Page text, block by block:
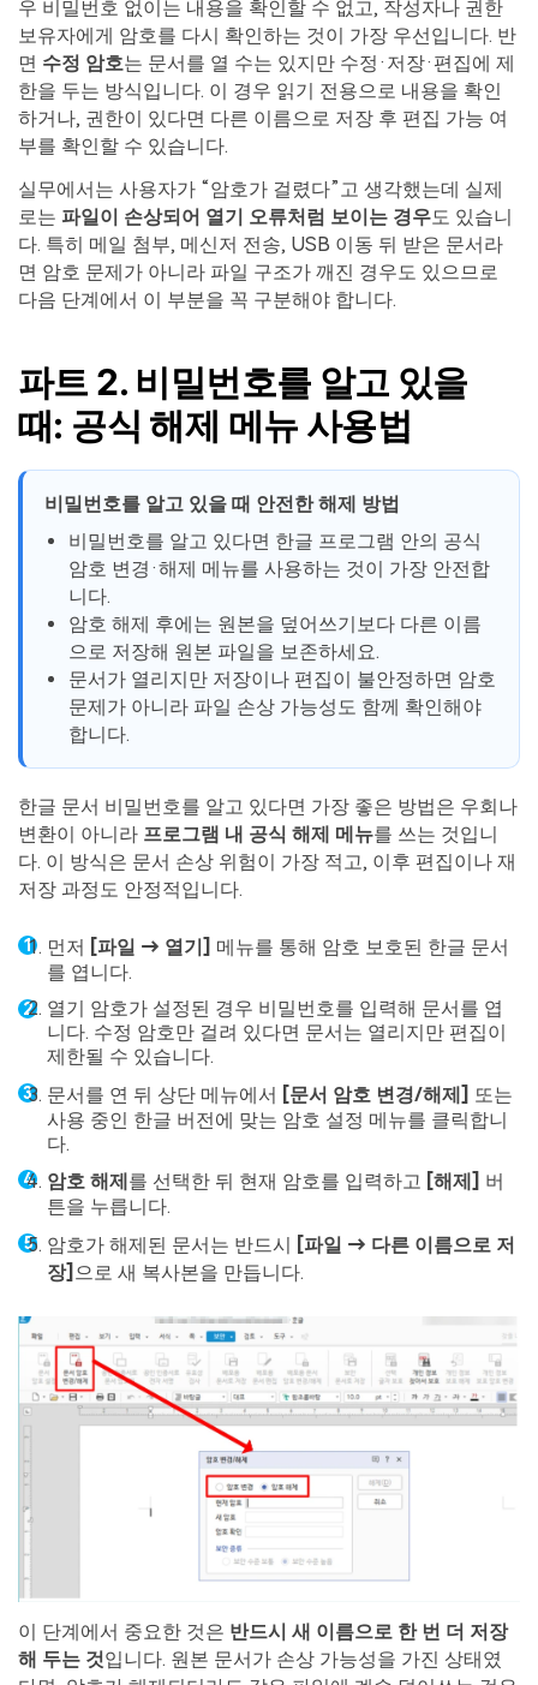
우 비밀번호 없이는 내용을 확인할 수 없고, 작성자나 권한
보유자에게 암호를 다시 확인하는 것이 가장 우선입니다. 반
면 수정 암호는 문서를 열 수는 있지만 수정·저장·편집에 제
한을 두는 방식입니다. 이 경우 읽기 전용으로 내용을 확인
하거나, 권한이 있다면 다른 이름으로 저장 후 편집 가능 여
부를 확인할 수 있습니다.
실무에서는 사용자가 “암호가 걸렸다”고 생각했는데 실제
로는 파일이 손상되어 열기 오류처럼 보이는 경우도 있습니
다. 특히 메일 첨부, 메신저 전송, USB 이동 뒤 받은 문서라
면 암호 문제가 아니라 파일 구조가 깨진 경우도 있으므로
다음 단계에서 이 부분을 꼭 구분해야 합니다.
파트 2. 비밀번호를 알고 있을
때: 공식 해제 메뉴 사용법
비밀번호를 알고 있을 때 안전한 해제 방법
비밀번호를 알고 있다면 한글 프로그램 안의 공식
암호 변경·해제 메뉴를 사용하는 것이 가장 안전합
니다.
암호 해제 후에는 원본을 덮어쓰기보다 다른 이름
으로 저장해 원본 파일을 보존하세요.
문서가 열리지만 저장이나 편집이 불안정하면 암호
문제가 아니라 파일 손상 가능성도 함께 확인해야
합니다.
한글 문서 비밀번호를 알고 있다면 가장 좋은 방법은 우회나
변환이 아니라 프로그램 내 공식 해제 메뉴를 쓰는 것입니
다. 이 방식은 문서 손상 위험이 가장 적고, 이후 편집이나 재
저장 과정도 안정적입니다.
먼저 [파일 → 열기]
메뉴를 통해 암호 보호된 한글 문서
를 엽니다.
열기 암호가 설정된 경우 비밀번호를 입력해 문서를 엽
니다. 수정 암호만 걸려 있다면 문서는 열리지만 편집이
제한될 수 있습니다.
문서를 연 뒤 상단 메뉴에서 [문서 암호 변경/해제] 또는
사용 중인 한글 버전에 맞는 암호 설정 메뉴를 클릭합니
다.
암호 해제 를 선택한 뒤 현재 암호를 입력하고 [해제]
버
튼을 누릅니다.
암호가 해제된 문서는 반드시 [파일 → 다른 이름으로 저
장] 으로 새 복사본을 만듭니다.
이 단계에서 중요한 것은 반드시 새 이름으로 한 번 더 저장
해 두는 것입니다. 원본 문서가 손상 가능성을 가진 상태였